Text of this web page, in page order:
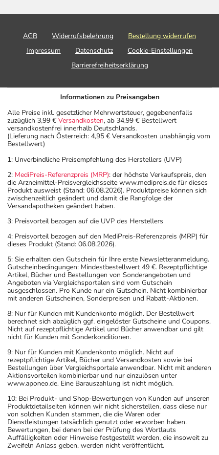
AGB Widerrufsbelehrung
Bestellung widerrufen
Impressum
Datenschutz
Cookie-Einstellungen
Barrierefreiheitserklärung
Informationen zu Preisangaben
Alle Preise inkl. gesetzlicher Mehrwertsteuer, gegebenenfalls
zuzüglich 3,99 € Versandkosten, ab 34,99 € Bestellwert
versandkostenfrei innerhalb Deutschlands.
(Lieferung nach Österreich: 4,95 € Versandkosten unabhängig vom
Bestellwert)
1: Unverbindliche Preisempfehlung des Herstellers (UVP)
2: MediPreis-Referenzpreis (MRP): der höchste Verkaufspreis, den
die Arzneimittel-Preisvergleichsseite www.medipreis.de für dieses
Produkt ausweist (Stand: 06.08.2026). Produktpreise können sich
zwischenzeitlich geändert und damit die Rangfolge der
Versandapotheken geändert haben.
3: Preisvorteil bezogen auf die UVP des Herstellers
4: Preisvorteil bezogen auf den MediPreis-Referenzpreis (MRP) für
dieses Produkt (Stand: 06.08.2026).
5: Sie erhalten den Gutschein für Ihre erste Newsletteranmeldung.
Gutscheinbedingungen: Mindestbestellwert 49 €. Rezeptpflichtige
Artikel, Bücher und Bestellungen von Sonderangeboten und
Angeboten via Vergleichsportalen sind vom Gutschein
ausgeschlossen. Pro Kunde nur ein Gutschein. Nicht kombinierbar
mit anderen Gutscheinen, Sonderpreisen und Rabatt-Aktionen.
8: Nur für Kunden mit Kundenkonto möglich. Der Bestellwert
berechnet sich abzüglich ggf. eingelöster Gutscheine und Coupons.
Nicht auf rezeptpflichtige Artikel und Bücher anwendbar und gilt
nicht für Kunden mit Sonderkonditionen.
9: Nur für Kunden mit Kundenkonto möglich. Nicht auf
rezeptpflichtige Artikel, Bücher und Versandkosten sowie bei
Bestellungen über Vergleichsportale anwendbar. Nicht mit anderen
Aktionsvorteilen kombinierbar und nur einzulösen unter
www.aponeo.de. Eine Barauszahlung ist nicht möglich.
10: Bei Produkt- und Shop-Bewertungen von Kunden auf unseren
Produktdetailseiten können wir nicht sicherstellen, dass diese nur
von solchen Kunden stammen, die die Waren oder
Dienstleistungen tatsächlich genutzt oder erworben haben.
Bewertungen, bei denen bei der Prüfung des Wortlauts
Auffälligkeiten oder Hinweise festgestellt werden, die insoweit zu
Zweifeln Anlass geben, werden nicht veröffentlicht.